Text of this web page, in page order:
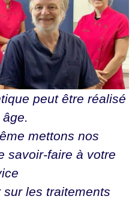
peut être réalisé
mettons nos
savoir-faire à votre
les traitements